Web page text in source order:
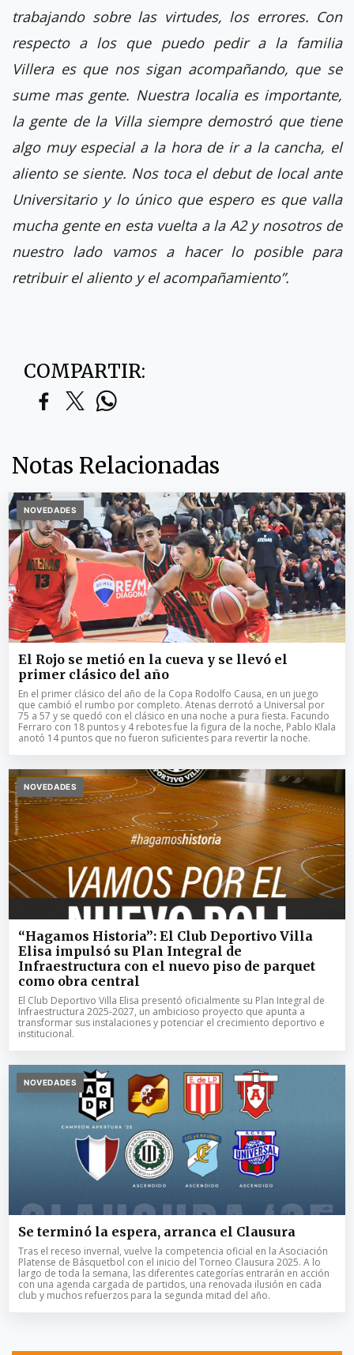
trabajando sobre las virtudes, los errores. Con
respecto a los que puedo pedir a la familia
Villera es que nos sigan acompañando, que se
sume mas gente. Nuestra localia es importante,
la gente de la Villa siempre demostró que tiene
algo muy especial a la hora de ir a la cancha, el
aliento se siente. Nos toca el debut de local ante
Universitario y lo único que espero es que valla
mucha gente en esta vuelta a la A2 y nosotros de
nuestro lado vamos a hacer lo posible para
retribuir el aliento y el acompañamiento”.
COMPARTIR:
Notas Relacionadas
NOVEDADES
El Rojo se metió en la cueva y se llevó el
primer clásico del año
En el primer clásico del año de la Copa Rodolfo Causa, en un juego
que cambió el rumbo por completo. Atenas derrotó a Universal por
75 a 57 y se quedó con el clásico en una noche a pura fiesta. Facundo
Ferraro con 18 puntos y 4 rebotes fue la figura de la noche, Pablo Klala
anotó 14 puntos que no fueron suficientes para revertir la noche.
NOVEDADES
“Hagamos Historia”: El Club Deportivo Villa
Elisa impulsó su Plan Integral de
Infraestructura con el nuevo piso de parquet
como obra central
El Club Deportivo Villa Elisa presentó oficialmente su Plan Integral de
Infraestructura 2025-2027, un ambicioso proyecto que apunta a
transformar sus instalaciones y potenciar el crecimiento deportivo e
institucional.
NOVEDADES
Se terminó la espera, arranca el Clausura
Tras el receso invernal, vuelve la competencia oficial en la Asociación
Platense de Básquetbol con el inicio del Torneo Clausura 2025. A lo
largo de toda la semana, las diferentes categorías entrarán en acción
con una agenda cargada de partidos, una renovada ilusión en cada
club y muchos refuerzos para la segunda mitad del año.